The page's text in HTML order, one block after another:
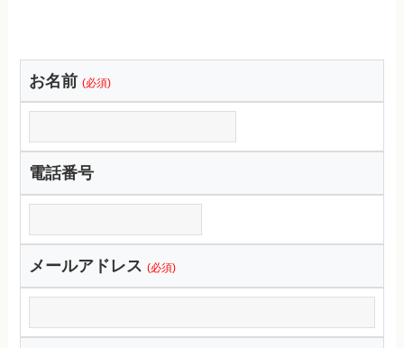
お名前 (必須)
電話番号
メールアドレス (必須)